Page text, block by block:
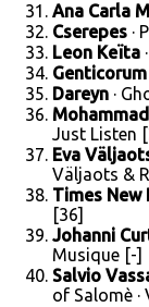
Ana Carla
Cserepes ·
Leon Keïta
Genticorum
Dareyn ·
Just Listen
Eva
Väljaots &
Times New
[36]
Johanni
Musique [-]
Salvio
of Salomè ·